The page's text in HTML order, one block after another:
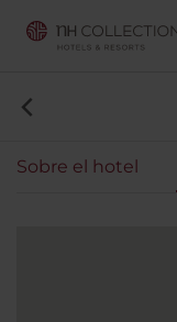
Sobre el hotel